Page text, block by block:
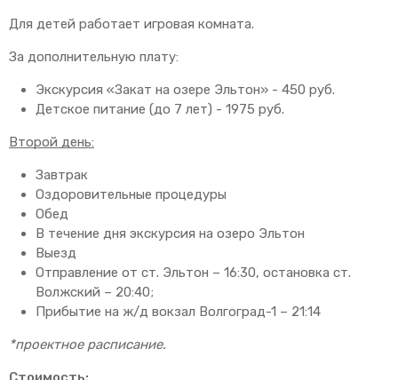
Для детей работает игровая комната.
За дополнительную плату:
Экскурсия «Закат на озере Эльтон» - 450 руб.
Детское питание (до 7 лет) - 1975 руб.
Второй день:
Завтрак
Оздоровительные процедуры
Обед
В течение дня экскурсия на озеро Эльтон
Выезд
Отправление от ст. Эльтон – 16:30, остановка ст.
Волжский – 20:40;
Прибытие на ж/д вокзал Волгоград-1 – 21:14
*проектное расписание.